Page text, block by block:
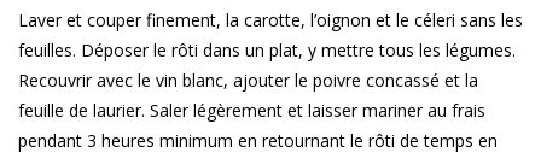
Laver et couper finement, la carotte, l’oignon et le céleri sans les
feuilles. Déposer le rôti dans un plat, y mettre tous les légumes.
Recouvrir avec le vin blanc, ajouter le poivre concassé et la
feuille de laurier. Saler légèrement et laisser mariner au frais
pendant 3 heures minimum en retournant le rôti de temps en